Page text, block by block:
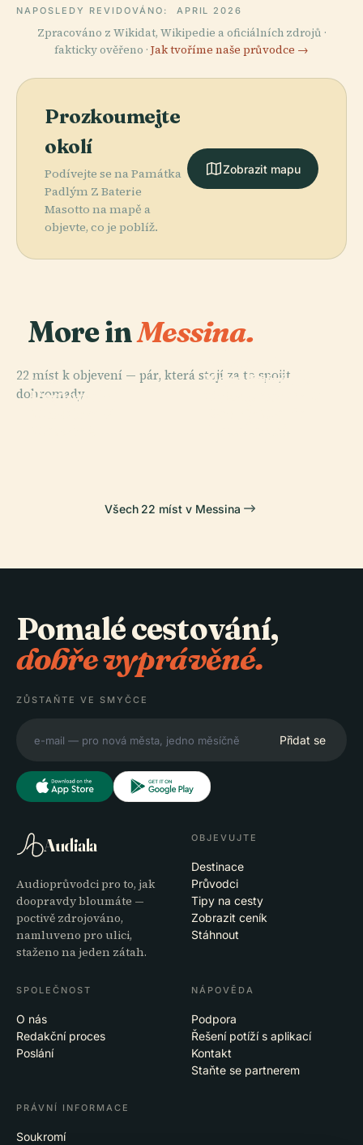
NAPOSLEDY REVIDOVÁNO: APRIL 2026
Zpracováno z Wikidat, Wikipedie a oficiálních zdrojů ·
fakticky ověřeno · Jak tvoříme naše průvodce →
Prozkoumejte
okolí
Podívejte se na Památka
Padlým Z Baterie
Masotto na mapě a
objevte, co je poblíž.
Zobrazit mapu
More inMessina.
22 míst k objevení — pár, která stojí za to spojit
dohromady.
PLACE
Nanebevzetí
PLACE
Regionální
Nejsvětějšího
Všech 22 míst v Messina
Pomalé cestování,
dobře vyprávěné.
ZŮSTAŇTE VE SMYČCE
Přidat se
Audiala
Audioprůvodci pro to, jak
doopravdy bloumáte —
poctivě zdrojováno,
namluveno pro ulici,
staženo na jeden zátah.
OBJEVUJTE
Destinace
Průvodci
Tipy na cesty
Zobrazit ceník
Stáhnout
SPOLEČNOST
O nás
Redakční proces
Poslání
NÁPOVĚDA
Podpora
Řešení potíží s aplikací
Kontakt
Staňte se partnerem
PRÁVNÍ INFORMACE
Soukromí